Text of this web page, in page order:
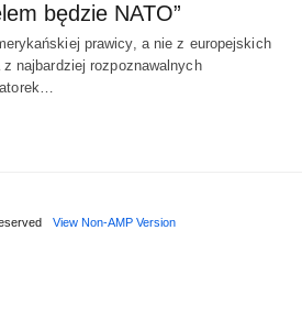
będzie NATO”
prawicy, a nie z europejskich
najbardziej rozpoznawalnych
View Non-AMP Version